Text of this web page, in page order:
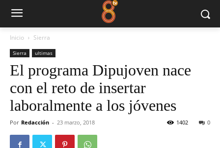
Inicio Sierra
Sierra ultimas
El programa Dipujoven nace
con el reto de insertar
laboralmente a los jóvenes
Por Redacción - 23 marzo, 2018 0
1402